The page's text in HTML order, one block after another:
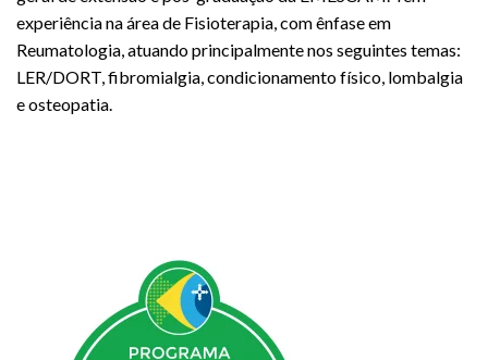
experiência na área de Fisioterapia, com ênfase em
Reumatologia, atuando principalmente nos seguintes temas:
LER/DORT, fibromialgia, condicionamento físico, lombalgia
e osteopatia.